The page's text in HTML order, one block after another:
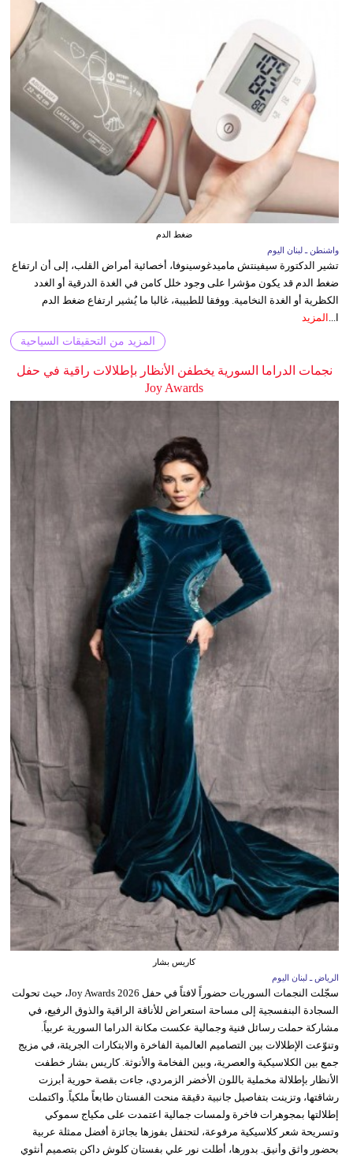
ضغط الدم
واشنطن ـ لبنان اليوم
تشير الدكتورة سيفينتش ماميدغوسينوفا، أخصائية أمراض القلب، إلى أن ارتفاع
ضغط الدم قد يكون مؤشرا على وجود خلل كامن في الغدة الدرقية أو الغدد
الكظرية أو الغدة النخامية. ووفقا للطبيبة، غالبا ما يُشير ارتفاع ضغط الدم
ا...
المزيد
المزيد من التحقيقات السياحية
نجمات الدراما السورية يخطفن الأنظار بإطلالات راقية في حفل
Joy Awards
كاريس بشار
الرياض ـ لبنان اليوم
سجّلت النجمات السوريات حضوراً لافتاً في حفل Joy Awards 2026، حيث تحولت
السجادة البنفسجية إلى مساحة استعراض للأناقة الراقية والذوق الرفيع، في
مشاركة حملت رسائل فنية وجمالية عكست مكانة الدراما السورية عربياً.
وتنوّعت الإطلالات بين التصاميم العالمية الفاخرة والابتكارات الجريئة، في مزيج
جمع بين الكلاسيكية والعصرية، وبين الفخامة والأنوثة. كاريس بشار خطفت
الأنظار بإطلالة مخملية باللون الأخضر الزمردي، جاءت بقصة حورية أبرزت
رشاقتها، وتزينت بتفاصيل جانبية دقيقة منحت الفستان طابعاً ملكياً. واكتملت
إطلالتها بمجوهرات فاخرة ولمسات جمالية اعتمدت على مكياج سموكي
وتسريحة شعر كلاسيكية مرفوعة، لتحتفل بفوزها بجائزة أفضل ممثلة عربية
بحضور واثق وأنيق. بدورها، أطلت نور علي بفستان كلوش داكن بتصميم أنثوي